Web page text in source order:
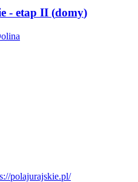
- etap II (domy)
polajurajskie.pl/